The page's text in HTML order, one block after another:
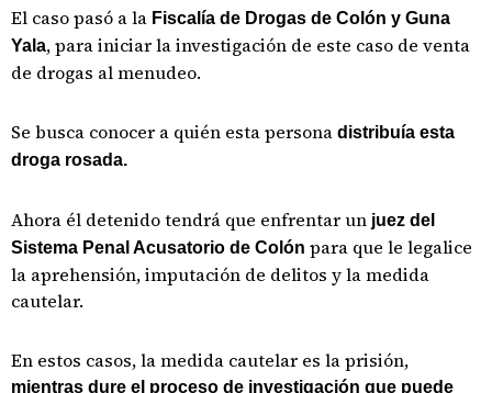
El caso pasó a la Fiscalía de Drogas de Colón y Guna
Yala, para iniciar la investigación de este caso de venta
de drogas al menudeo.
Se busca conocer a quién esta persona distribuía esta
droga rosada.
Ahora él detenido tendrá que enfrentar un juez del
Sistema Penal Acusatorio de Colón para que le legalice
la aprehensión, imputación de delitos y la medida
cautelar.
En estos casos, la medida cautelar es la prisión,
mientras dure el proceso de investigación que puede